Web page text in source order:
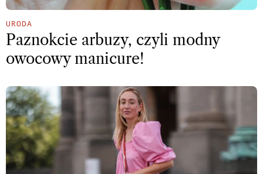
URODA
Paznokcie arbuzy, czyli modny
owocowy manicure!